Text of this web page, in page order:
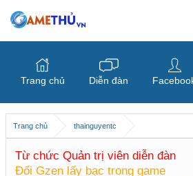
Trang chủ thainguyentc
Từ chức Quản trị viên diễn đàn
Đổi Gzen lấy bạc trong game
Trang chủ Diễn đàn